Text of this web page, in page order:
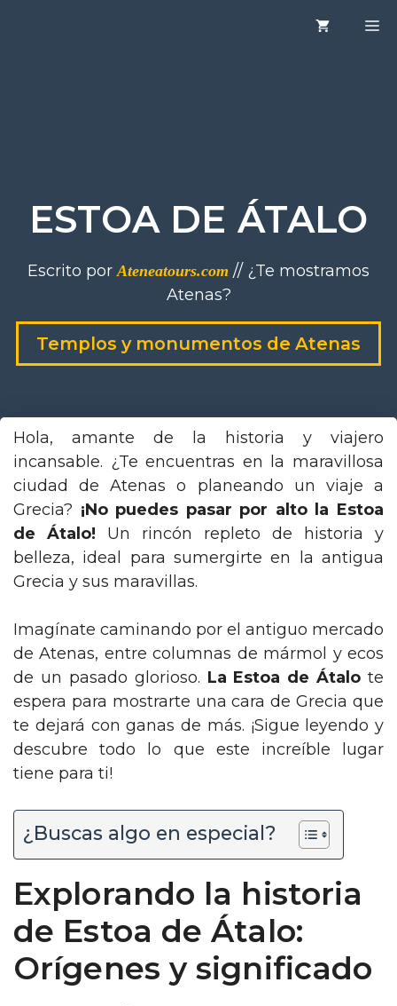
ESTOA DE ÁTALO
Escrito porAteneatours.com // ¿Te mostramos
Atenas?
Templos y monumentos de Atenas
Hola, amante de la historia y viajero
incansable. ¿Te encuentras en la maravillosa
ciudad de Atenas o planeando un viaje a
Grecia? ¡No puedes pasar por alto la Estoa
de Átalo! Un rincón repleto de historia y
belleza, ideal para sumergirte en la antigua
Grecia y sus maravillas.
Imagínate caminando por el antiguo mercado
de Atenas, entre columnas de mármol y ecos
de un pasado glorioso. La Estoa de Átalo te
espera para mostrarte una cara de Grecia que
te dejará con ganas de más. ¡Sigue leyendo y
descubre todo lo que este increíble lugar
tiene para ti!
¿Buscas algo en especial?
Explorando la historia
de Estoa de Átalo:
Orígenes y significado